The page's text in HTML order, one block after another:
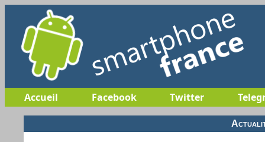
Accueil Facebook Twitter